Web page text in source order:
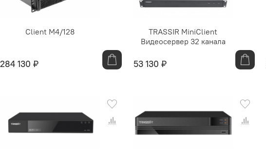
Client M4/128
284 130 ₽
TRASSIR MiniClient
Видеосервер 32 канала
53 130 ₽